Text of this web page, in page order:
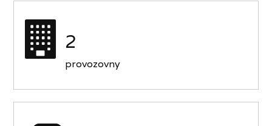
2
provozovny